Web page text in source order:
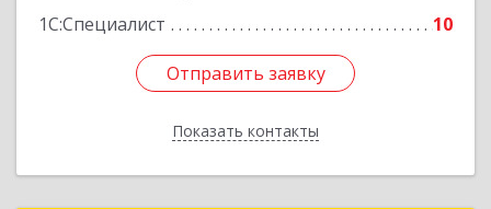
1С:Специалист
10
Отправить заявку
Показать контакты
Отправить заявку
Назад